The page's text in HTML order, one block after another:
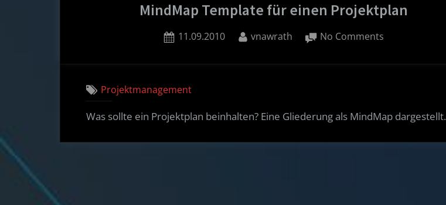
MindMap Template für einen Projektplan
Posted
11.09.2010 By
vnawrath No Comments
Projektmanagement
Was sollte ein Projektplan beinhalten? Eine Gliederung als MindMap dargestellt.